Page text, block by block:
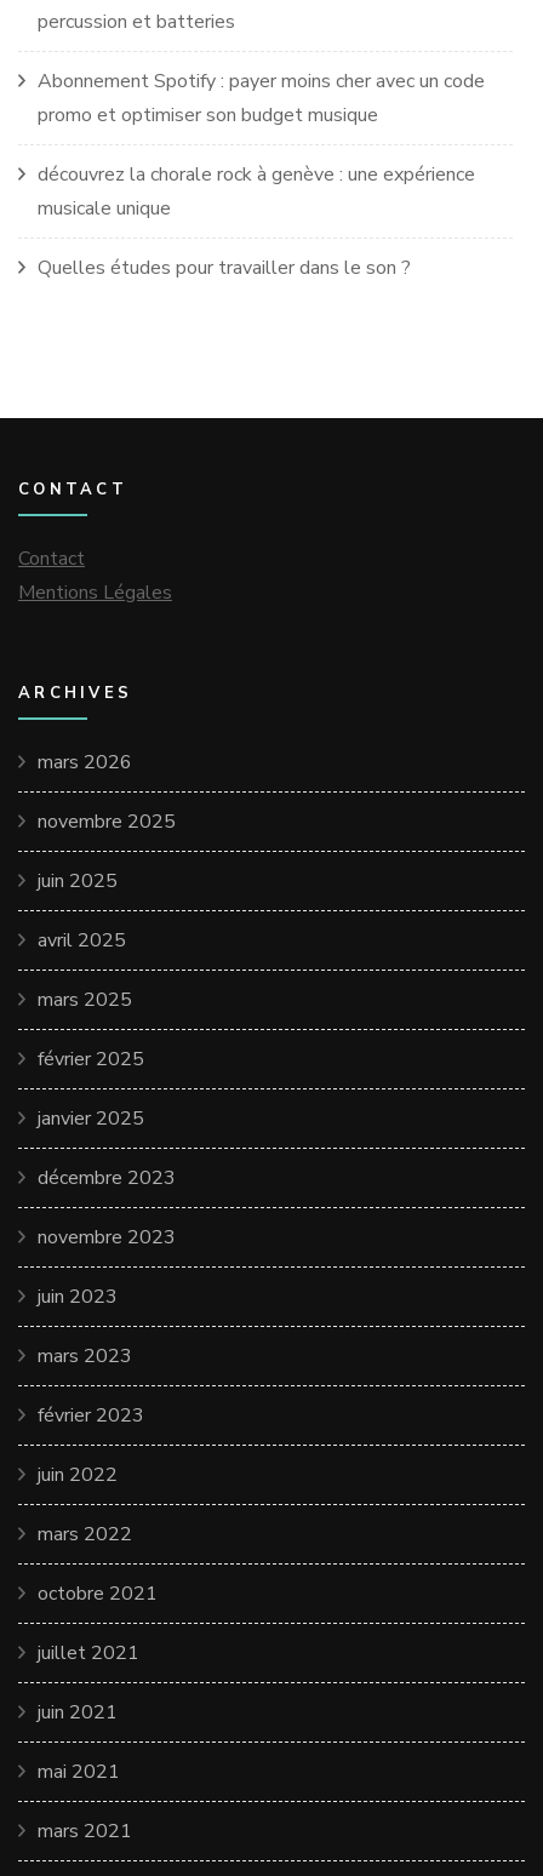
percussion et batteries
Abonnement Spotify : payer moins cher avec un code
promo et optimiser son budget musique
découvrez la chorale rock à genève : une expérience
musicale unique
Quelles études pour travailler dans le son ?
CONTACT
Contact
Mentions Légales
ARCHIVES
mars 2026
novembre 2025
juin 2025
avril 2025
mars 2025
février 2025
janvier 2025
décembre 2023
novembre 2023
juin 2023
mars 2023
février 2023
juin 2022
mars 2022
octobre 2021
juillet 2021
juin 2021
mai 2021
mars 2021